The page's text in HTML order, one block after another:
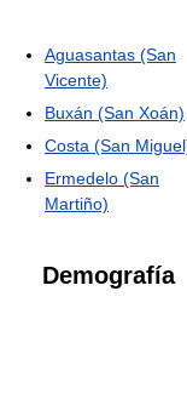
Aguasantas (San
Vicente)
Buxán (San Xoán)
Costa (San
Ermedelo (San
Martiño)
Demografía